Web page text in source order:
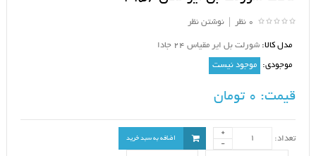
0 نظر نوشتن نظر
مدل کالا: شورلت بل ایر مقیاس 24 جادا
موجودی: موجود نیست
قیمت:
تعداد: اضافه به سبد خرید